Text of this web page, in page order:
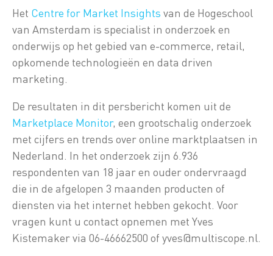
Het Centre for Market Insights van de Hogeschool
van Amsterdam is specialist in onderzoek en
onderwijs op het gebied van e-commerce, retail,
opkomende technologieën en data driven
marketing.
De resultaten in dit persbericht komen uit de
Marketplace Monitor, een grootschalig onderzoek
met cijfers en trends over online marktplaatsen in
Nederland. In het onderzoek zijn 6.936
respondenten van 18 jaar en ouder ondervraagd
die in de afgelopen 3 maanden producten of
diensten via het internet hebben gekocht. Voor
vragen kunt u contact opnemen met Yves
Kistemaker via 06-46662500 of yves@multiscope.nl.